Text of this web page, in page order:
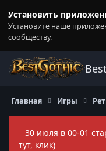
Установить
Установите наше
сообществу.
Главная Игры
30 июля в 00-01
тут, клик)